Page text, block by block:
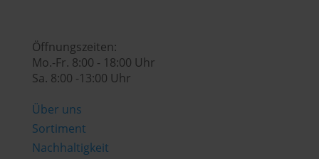
Öffnungszeiten:
Mo.-Fr. 8:00 - 18:00 Uhr
Sa. 8:00 -13:00 Uhr
Über uns
Sortiment
Nachhaltigkeit